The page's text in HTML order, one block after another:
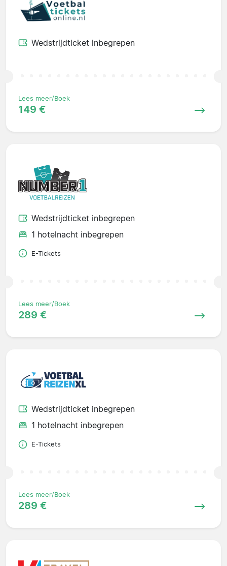
Wedstrijdticket inbegrepen
Lees meer/Boek
149 €
Wedstrijdticket inbegrepen
1 hotelnacht inbegrepen
E-Tickets
Lees meer/Boek
289 €
Wedstrijdticket inbegrepen
1 hotelnacht inbegrepen
E-Tickets
Lees meer/Boek
289 €